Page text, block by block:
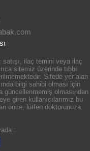
satışı, ilaç temini veya ilaç
sitemiz üzerinde tıbbi
Sitede yer alan
bilgi sahibi olması için
güncellenmemiş olmasından
giren kullanıcılarımız bu
önce, lütfen doktorunuza
: